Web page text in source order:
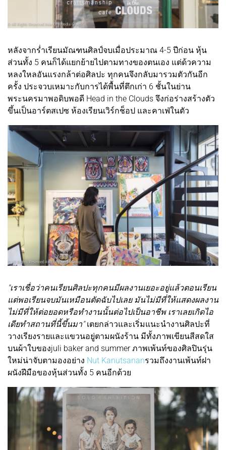
หลังจากร่ำเรียนมัณฑนศิลป์จบเมื่อประมาณ 4-5 ปีก่อน หุ้น
ส่วนทั้ง 5 คนก็ได้แยกย้ายไปตามทางของตนเอง แต่ด้วความ
หลงใหลอันแรงกล้าต่อศิลปะ ทุกคนจึงกลับมารวมตัวกันอีก
ครั้ง ประจวบเหมาะกับการได้พื้นที่ตึกเก่า 6 ชั้นในย่าน
พระนครมาพอดิบพอดี Head in the Clouds จึงก่อร่างสร้างตัว
ขึ้นเป็นอาร์ตสเปซ ห้องเรียนเวิร์กช็อป และคาเฟ่ในตัว
"เราเชื่อว่าคนเรียนศิลปะทุกคนมีผลงานเยอะอยู่แล้วตอนเรียน
แต่พอเรียนจบมันเหมือนตัดฉับไปเลย มันไม่มีที่ให้แสดงผลงาน
ไม่มีที่ให้ต่อยอดหรือทำงานนั้นต่อไปเป็นอาชีพ เราเลยเกิดไอ
เดียทำสถานที่นี้ขึ้นมา"เตยกล่าวและเริ่มแนะนำงานศิลปะที่
วางเรียงรายและแขวนอยู่ตามผนังร้าน มีทั้งภาพเขียนสีสดใส
บนผ้าใบของjuli baker and summer ภาพเพ้นท์ของศิลปินรุ่น
ใหม่น่าจับตามองอย่าง Nut Kanutsananรวมถึงงานเพ้นท์ฝา
ผนังฝีมือของหุ้นส่วนทั้ง 5 คนอีกด้วย